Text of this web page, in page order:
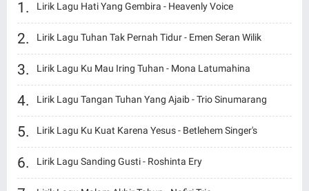
Lirik Lagu Hati Yang Gembira - Heavenly Voice
Lirik Lagu Tuhan Tak Pernah Tidur - Emen Seran Wilik
Lirik Lagu Ku Mau Iring Tuhan - Mona Latumahina
Lirik Lagu Tangan Tuhan Yang Ajaib - Trio Sinumarang
Lirik Lagu Ku Kuat Karena Yesus - Betlehem Singer's
Lirik Lagu Sanding Gusti - Roshinta Ery